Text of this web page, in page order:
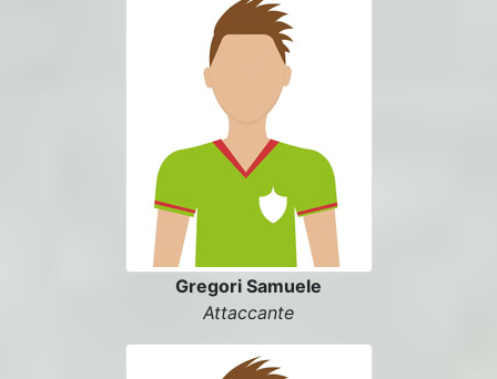
Gregori Samuele
Attaccante